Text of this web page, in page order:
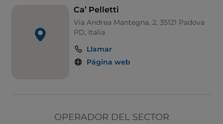
Ca’ Pelletti
Via Andrea Mantegna, 2, 35121 Padova
PD, Italia
Llamar
Página web
OPERADOR DEL SECTOR